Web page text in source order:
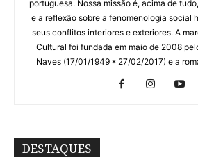
portuguesa. Nossa missão é, acima de
e a reflexão sobre a fenomenologia social
seus conflitos interiores e exteriores. A
Cultural foi fundada em maio de 2008
Naves (17/01/1949 * 27/02/2017) e a
DESTAQUES